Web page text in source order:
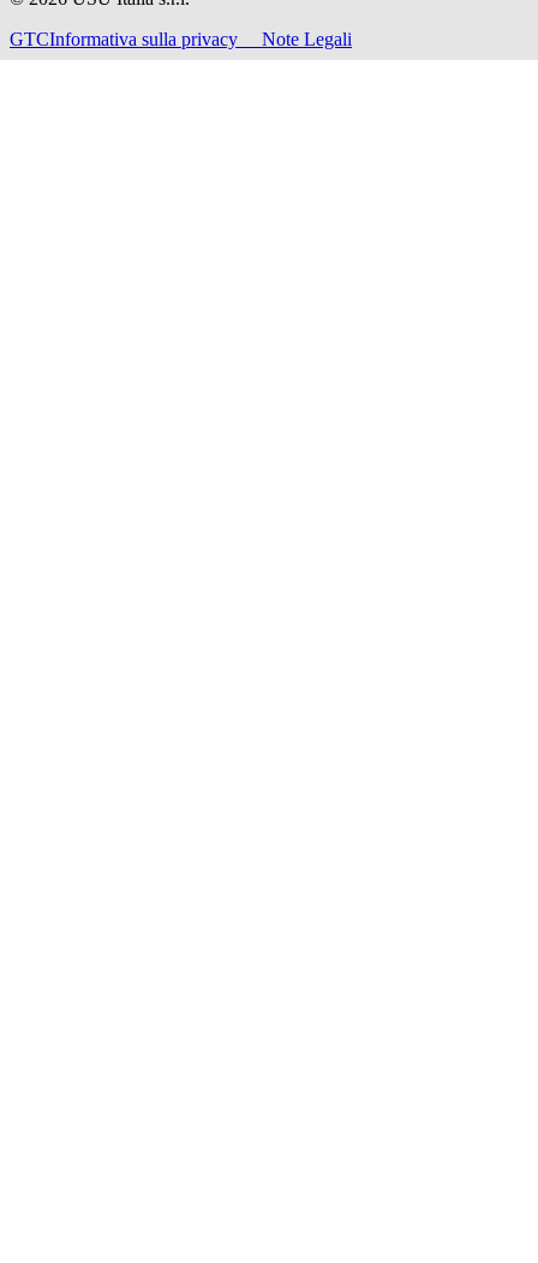
GTCInformativa sulla privacy Note Legali